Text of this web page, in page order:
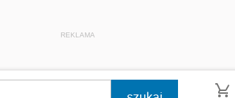
REKLAMA